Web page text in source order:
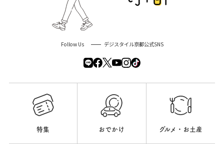
Follow Us デジスタイル京都公式SNS
特集 おでかけ グルメ・お土産